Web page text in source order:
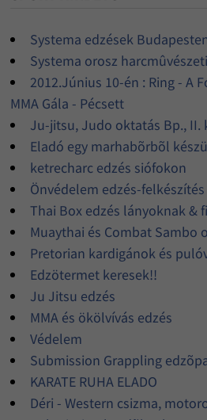
Systema edzések
Systema orosz
2012.Június 10-én : Ring - A
MMA Gála - Pécsett
Ju-jitsu, Judo oktatás Bp., II.
Eladó egy marhabõrbõl
ketrecharc edzés siófokon
Önvédelem edzés-felkészítés
Thai Box edzés lányoknak &
Muaythai és Combat Sambo
Pretorian kardigánok és
Edzötermet keresek!!
Ju Jitsu edzés
MMA és ökölvívás edzés
Védelem
Submission Grappling
KARATE RUHA ELADO
Déri - Western csizma,